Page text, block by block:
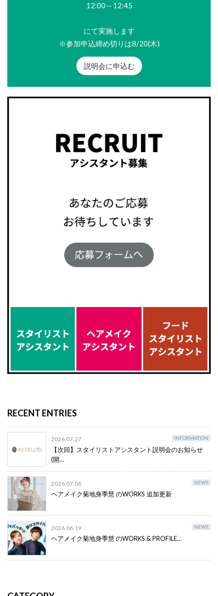
12:00～12:45
にて実施します
※参加申込締め切りは8/20(木)
説明会に申込む
RECENT ENTRIES
2026.07.27 INFORMATION
【次回】スタイリストアシスタント説明会のお知らせ
(開…
2026.07.06 NEWS
ヘアメイク菊地身季慧 のWORKS 追加更新
2026.06.19 NEWS
ヘアメイク菊地身季慧 のWORKS & PROFILE…